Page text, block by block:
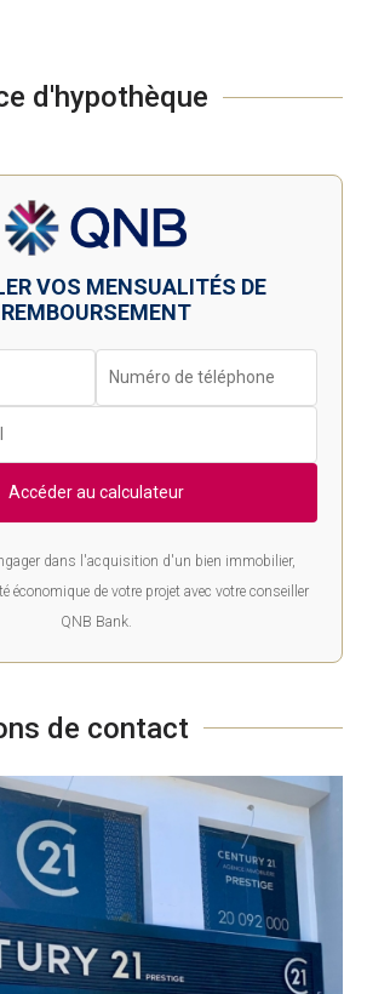
d'hypothèque
VOS MENSUALITÉS DE
REMBOURSEMENT
Accéder au calculateur
dans l'acquisition d'un bien immobilier,
économique de votre projet avec votre conseiller
QNB Bank.
de contact